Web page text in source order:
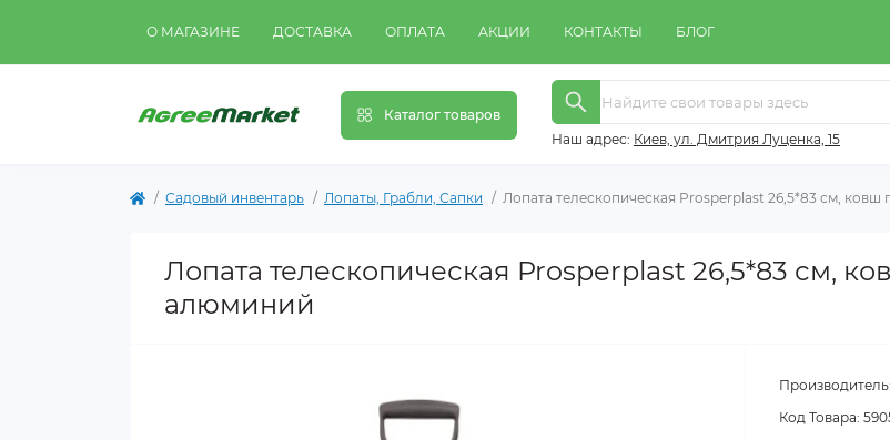
О МАГАЗИНЕ ДОСТАВКА ОПЛАТА АКЦИИ КОНТАКТЫ БЛОГ
Каталог товаров
Наш адрес: Киeв, ул. Дмитрия Луценка, 15
Садовый инвентарь Лопаты, Грабли, Сапки Лопата телескопическая Prosperplast 26,5*83 см, ковш
Лопата телескопическая Prosperplast 26,5*83 см,
алюминий
Производитель:
Код Товара: